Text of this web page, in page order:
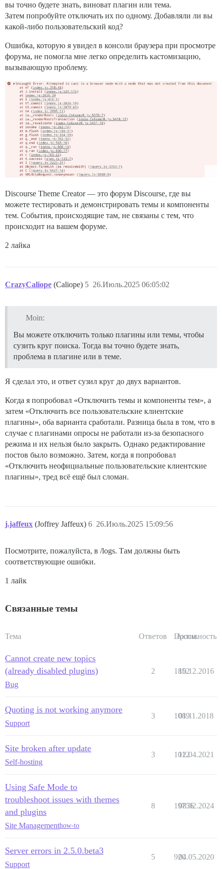
вы точно будете знать, виноват плагин или тема.
Затем попробуйте отключать их по одному. Добавляли ли вы
какой-либо пользовательский код?
Ошибка, которую я увидел в консоли браузера при просмотре
форума, не помогла мне легко определить кастомизацию,
вызывающую проблему.
Discourse Theme Creator — это форум Discourse, где вы
можете тестировать и демонстрировать темы и компоненты
тем. События, происходящие там, не связаны с тем, что
происходит на вашем форуме.
2 лайка
CrazyCaliope (Caliope) 26.Июль.2025 06:05:02
5
Moin:
Вы можете отключить только плагины или темы, чтобы
сузить круг поиска. Тогда вы точно будете знать,
проблема в плагине или в теме.
Я сделал это, и ответ сузил круг до двух вариантов.
Когда я попробовал «Отключить темы и компоненты тем», а
затем «Отключить все пользовательские клиентские
плагины», оба варианта сработали. Разница была в том, что в
случае с плагинами опросы не работали из-за безопасного
режима и их нельзя было закрыть. Однако редактирование
постов было возможно. Затем, когда я попробовал
«Отключить неофициальные пользовательские клиентские
плагины», тред всё ещё был сломан.
j.jaffeux (Joffrey Jaffeux) 26.Июль.2025 15:09:56
6
Посмотрите, пожалуйста, в /logs. Там должны быть
соответствующие ошибки.
1 лайк
Связанные темы
Тема Ответов Просм.
Активность
Cannot create new topics
(already disabled plugins)
Bug
2 1852
10.12.2016
Quoting is not working anymore
Support
3 1089
01.11.2018
Site broken after update
Self-hosting
3 1012
12.04.2021
Using Safe Mode to
troubleshoot issues with themes
and plugins
Site Managementhow-to
8 19756
08.02.2024
Server errors in 2.5.0.beta3
Support
5 920
04.05.2020